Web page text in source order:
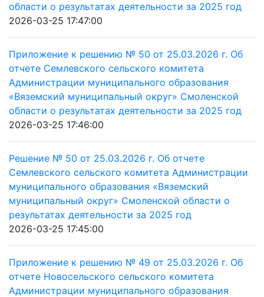
области о результатах деятельности за 2025 год
2026-03-25 17:47:00
Приложение к решению № 50 от 25.03.2026 г. Об
отчете Семлевского сельского комитета
Администрации муниципального образования
«Вяземский муниципальный округ» Смоленской
области о результатах деятельности за 2025 год
2026-03-25 17:46:00
Решение № 50 от 25.03.2026 г. Об отчете
Семлевского сельского комитета Администрации
муниципального образования «Вяземский
муниципальный округ» Смоленской области о
результатах деятельности за 2025 год
2026-03-25 17:45:00
Приложение к решению № 49 от 25.03.2026 г. Об
отчете Новосельского сельского комитета
Администрации муниципального образования